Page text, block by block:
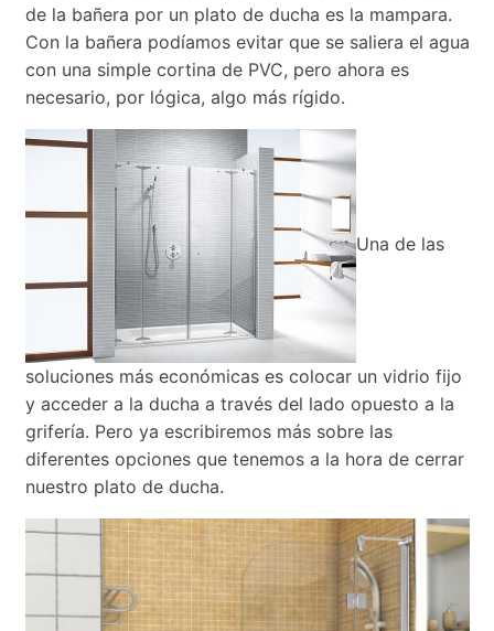
de la bañera por un plato de ducha es la mampara.
Con la bañera podíamos evitar que se saliera el agua
con una simple cortina de PVC, pero ahora es
necesario, por lógica, algo más rígido.
Una de las
soluciones más económicas es colocar un vidrio fijo
y acceder a la ducha a través del lado opuesto a la
grifería. Pero ya escribiremos más sobre las
diferentes opciones que tenemos a la hora de cerrar
nuestro plato de ducha.